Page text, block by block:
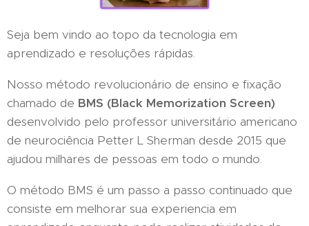
Seja bem vindo ao topo da tecnologia em
aprendizado e resoluções rápidas.
Nosso método revolucionário de ensino e fixação
chamado de BMS (Black Memorization Screen)
desenvolvido pelo professor universitário americano
de neurociência Petter L Sherman desde 2015 que
ajudou milhares de pessoas em todo o mundo.
O método BMS é um passo a passo continuado que
consiste em melhorar sua experiencia em